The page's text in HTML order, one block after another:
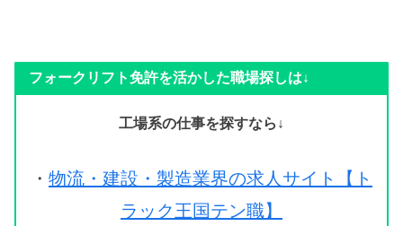
フォークリフト免許を活かした職場探しは↓
工場系の仕事を探すなら↓
・ 物流・建設・製造業界の求人サイト【ト
ラック王国テン職】